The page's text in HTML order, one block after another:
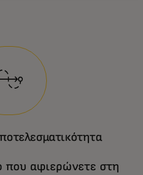
που αφιερώνετε στη